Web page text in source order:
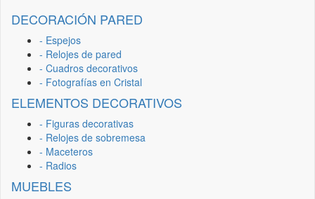
DECORACIÓN PARED
- Espejos
- Relojes de pared
- Cuadros decorativos
- Fotografías en Cristal
ELEMENTOS DECORATIVOS
- Figuras decorativas
- Relojes de sobremesa
- Maceteros
- Radios
MUEBLES